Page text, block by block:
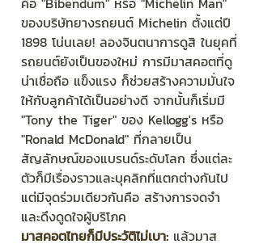
ของบริษัทยางรถยนต์ Michelin ตั้งแต่ปี
1898 โน่นเลย! ลองจินตนาการดูสิ ในยุคที่
รถยนต์ยังเป็นของใหม่ การมีมาสคอตที่ดู
น่าเชื่อถือ แข็งแรง ก็ช่วยสร้างความมั่นใจ
ให้กับลูกค้าได้เป็นอย่างดี จากนั้นก็เริ่มมี
"Tony the Tiger" ของ Kellogg's หรือ
"Ronald McDonald" ที่กลายเป็น
สัญลักษณ์ของแบรนด์ระดับโลก ซึ่งแต่ละ
ตัวก็มีเรื่องราวและบุคลิกที่แตกต่างกันไป
แต่มีจุดร่วมเดียวกันคือ สร้างการจดจำ
และดึงดูดใจผู้บริโภค
มาสคอตไทยก็มีประวัติไม่เบา: แล้วมาส